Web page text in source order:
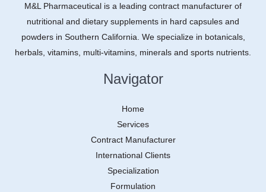
M&L Pharmaceutical is a leading contract manufacturer of
nutritional and dietary supplements in hard capsules and
powders in Southern California. We specialize in botanicals,
herbals, vitamins, multi-vitamins, minerals and sports nutrients.
Navigator
Home
Services
Contract Manufacturer
International Clients
Specialization
Formulation